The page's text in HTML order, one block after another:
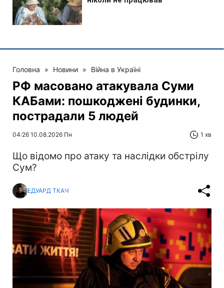
Головна » Новини » Війна в Україні
РФ масовано атакувала Суми
КАБами: пошкоджені будинки,
пострадали 5 людей
04:26 10.08.2026 Пн 1 хв
Що відомо про атаку та наслідки обстрілу
Сум?
ЕДУАРД ТКАЧ